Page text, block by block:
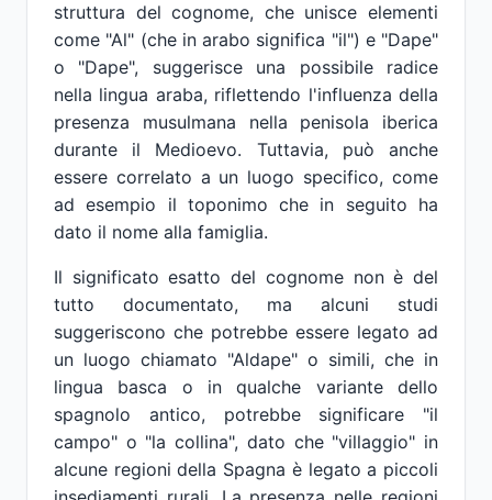
struttura del cognome, che unisce elementi
come "Al" (che in arabo significa "il") e "Dape"
o "Dape", suggerisce una possibile radice
nella lingua araba, riflettendo l'influenza della
presenza musulmana nella penisola iberica
durante il Medioevo. Tuttavia, può anche
essere correlato a un luogo specifico, come
ad esempio il toponimo che in seguito ha
dato il nome alla famiglia.
Il significato esatto del cognome non è del
tutto documentato, ma alcuni studi
suggeriscono che potrebbe essere legato ad
un luogo chiamato "Aldape" o simili, che in
lingua basca o in qualche variante dello
spagnolo antico, potrebbe significare "il
campo" o "la collina", dato che "villaggio" in
alcune regioni della Spagna è legato a piccoli